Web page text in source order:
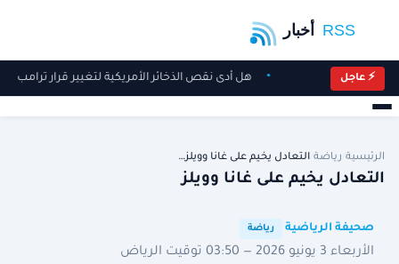
⚡ عاجل هل أدى نقص الذخائر الأمريكية لتغيير قرار ترامب
الرئيسية رياضة التعادل يخيم على غانا وويلز…
التعادل يخيم على غانا وويلز
صحيفة الرياضية رياضة
الأربعاء 3 يونيو 2026 — 03:50 توقيت الرياض